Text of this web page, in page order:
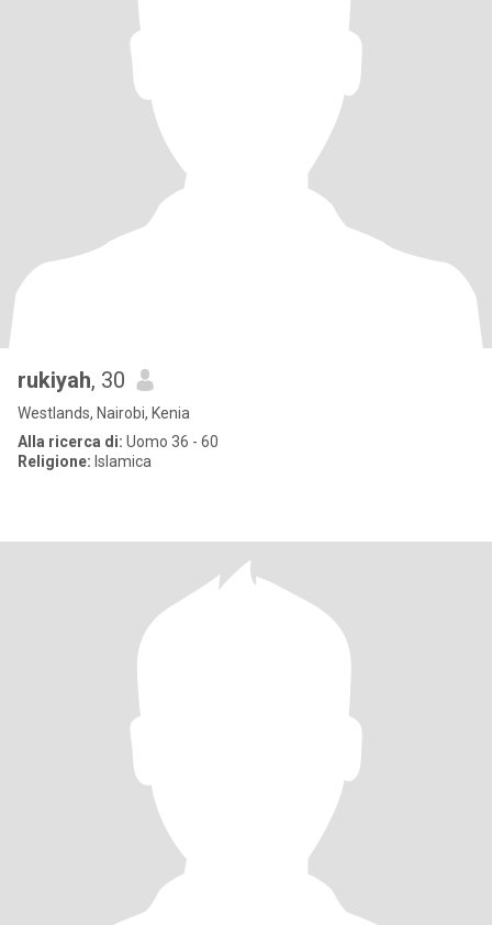
rukiyah, 30
Westlands, Nairobi, Kenia
Alla ricerca di: Uomo 36 - 60
Religione: Islamica